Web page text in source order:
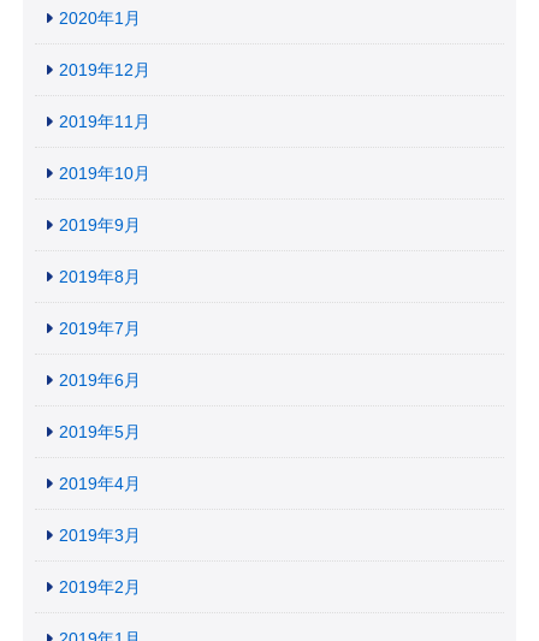
2020年1月
2019年12月
2019年11月
2019年10月
2019年9月
2019年8月
2019年7月
2019年6月
2019年5月
2019年4月
2019年3月
2019年2月